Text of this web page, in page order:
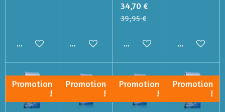
Ajouter au panierAjouter au panier
34,70 €
39,95 €
Ajouter au panierAjouter au
Promotion
!
Promotion
!
Promotion
!
Promotion
!